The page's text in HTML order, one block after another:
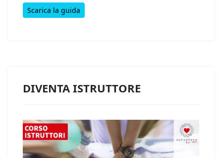
Scarica la guida
DIVENTA ISTRUTTORE